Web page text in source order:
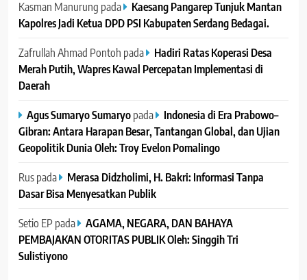
Kasman Manurung pada
Kaesang Pangarep Tunjuk Mantan
Kapolres Jadi Ketua DPD PSI Kabupaten Serdang Bedagai. ‎ ‎
Zafrullah Ahmad Pontoh pada
Hadiri Ratas Koperasi Desa
Merah Putih, Wapres Kawal Percepatan Implementasi di
Daerah
Agus Sumaryo Sumaryopada
Indonesia di Era Prabowo–
Gibran: Antara Harapan Besar, Tantangan Global, dan Ujian
Geopolitik Dunia Oleh: Troy Evelon Pomalingo
Ruspada
Merasa Didzholimi, H. Bakri: Informasi Tanpa
Dasar Bisa Menyesatkan Publik
Setio EP pada
AGAMA, NEGARA, DAN BAHAYA
PEMBAJAKAN OTORITAS PUBLIK Oleh: Singgih Tri
Sulistiyono